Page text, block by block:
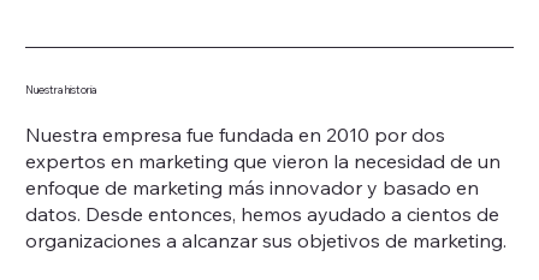
Nuestra historia
Nuestra empresa fue fundada en 2010 por dos
expertos en marketing que vieron la necesidad de un
enfoque de marketing más innovador y basado en
datos. Desde entonces, hemos ayudado a cientos de
organizaciones a alcanzar sus objetivos de marketing.